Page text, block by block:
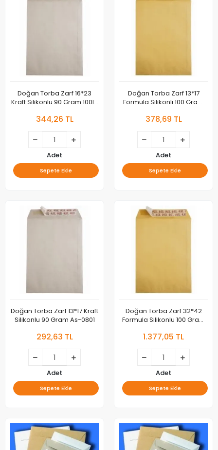
Doğan Torba Zarf 16*23
Kraft Silikonlu 90 Gram 100lü
344,26 TL
Adet
Sepete Ekle
Doğan Torba Zarf 13*17
Formula Silikonlı 100 Gram
378,69 TL
Adet
Sepete Ekle
Doğan Torba Zarf 13*17 Kraft
Silikonlu 90 Gram As-0801
292,63 TL
Adet
Sepete Ekle
Doğan Torba Zarf 32*42
Formula Silikonlu 100 Gram
1.377,05 TL
Adet
Sepete Ekle